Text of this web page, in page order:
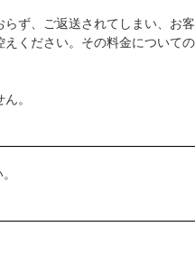
らず、ご返送されてしまい、お客
ください。その料金についての
。